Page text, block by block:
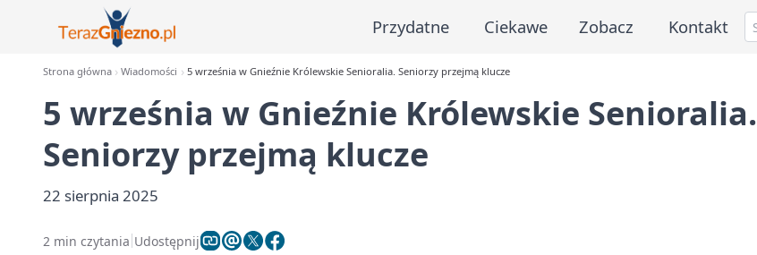
Przydatne Ciekawe Zobacz Kontakt
Strona główna Wiadomości 5 września w Gnieźnie Królewskie Senioralia. Seniorzy przejmą klucze
5 września w Gnieźnie Królewskie Senioralia.
Seniorzy przejmą klucze
22 sierpnia 2025
2 min czytania Udostępnij